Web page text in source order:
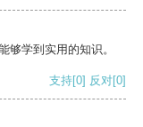
够学到实用的知识。
支持[0] 反对[0]